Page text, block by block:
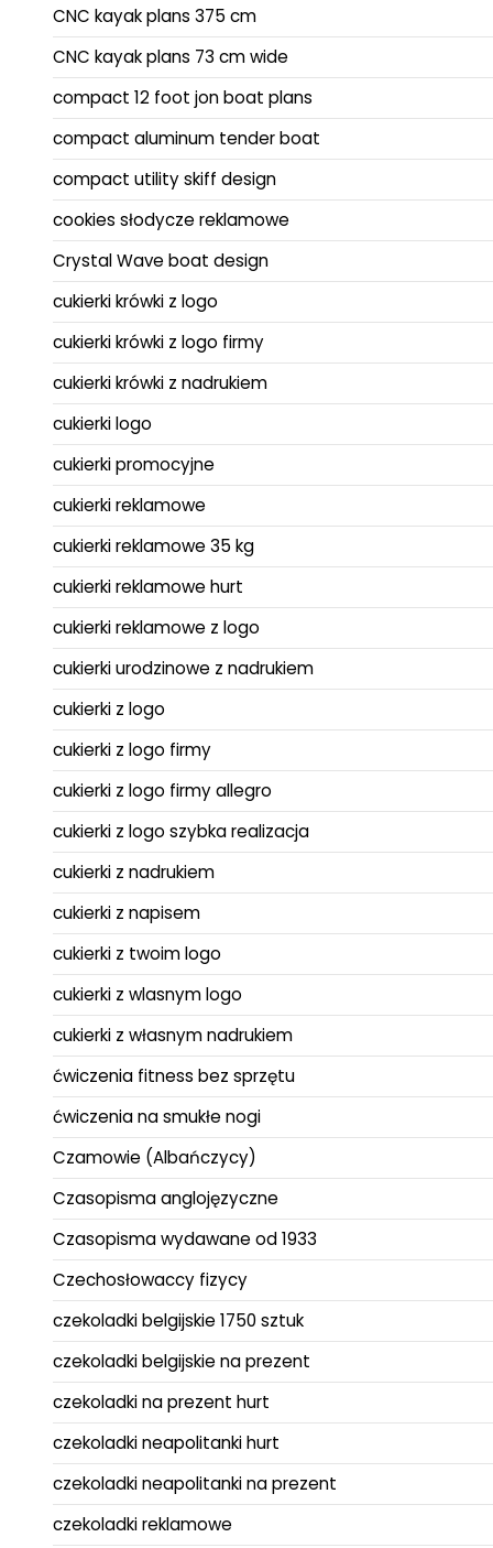
CNC kayak plans 375 cm
CNC kayak plans 73 cm wide
compact 12 foot jon boat plans
compact aluminum tender boat
compact utility skiff design
cookies słodycze reklamowe
Crystal Wave boat design
cukierki krówki z logo
cukierki krówki z logo firmy
cukierki krówki z nadrukiem
cukierki logo
cukierki promocyjne
cukierki reklamowe
cukierki reklamowe 35 kg
cukierki reklamowe hurt
cukierki reklamowe z logo
cukierki urodzinowe z nadrukiem
cukierki z logo
cukierki z logo firmy
cukierki z logo firmy allegro
cukierki z logo szybka realizacja
cukierki z nadrukiem
cukierki z napisem
cukierki z twoim logo
cukierki z wlasnym logo
cukierki z własnym nadrukiem
ćwiczenia fitness bez sprzętu
ćwiczenia na smukłe nogi
Czamowie (Albańczycy)
Czasopisma anglojęzyczne
Czasopisma wydawane od 1933
Czechosłowaccy fizycy
czekoladki belgijskie 1750 sztuk
czekoladki belgijskie na prezent
czekoladki na prezent hurt
czekoladki neapolitanki hurt
czekoladki neapolitanki na prezent
czekoladki reklamowe